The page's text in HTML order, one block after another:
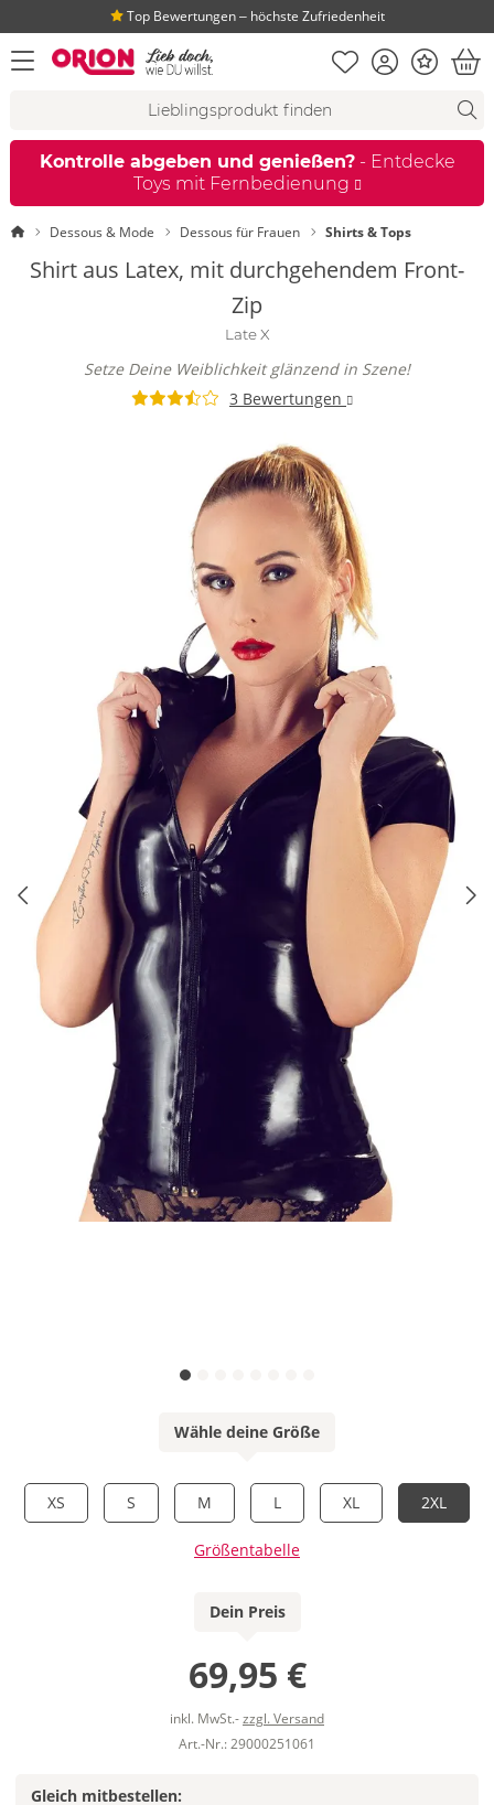
Top Bewertungen ‒ höchste Zufriedenheit
Menü öffnen Merkliste
KontoBonus
Kontrolle abgeben und genießen?- Entdecke
Toys mit Fernbedienung
StartseiteDessous & Mode Dessous für Frauen Shirts & Tops
Shirt aus Latex, mit durchgehendem Front-
Zip
Late X
Setze Deine Weiblichkeit glänzend in Szene!
3 Bewertungen
Wähle deine Größe
XS S M L XL 2XL
Größentabelle
Dein Preis
69,95 €
inkl. MwSt.-zzgl. Versand
Art.-Nr.: 29000251061
Gleich mitbestellen: